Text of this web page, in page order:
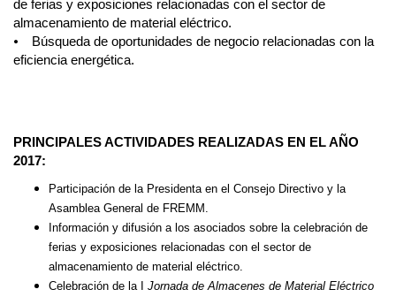
de ferias y exposiciones relacionadas con el sector de
almacenamiento de material eléctrico.
⦁ Búsqueda de oportunidades de negocio relacionadas con la
eficiencia energética.
PRINCIPALES ACTIVIDADES REALIZADAS EN EL AÑO
2017:
Participación de la Presidenta en el Consejo Directivo y la
Asamblea General de FREMM.
Información y difusión a los asociados sobre la celebración de
ferias y exposiciones relacionadas con el sector de
almacenamiento de material eléctrico.
Celebración de la I Jornada de Almacenes de Material Eléctrico